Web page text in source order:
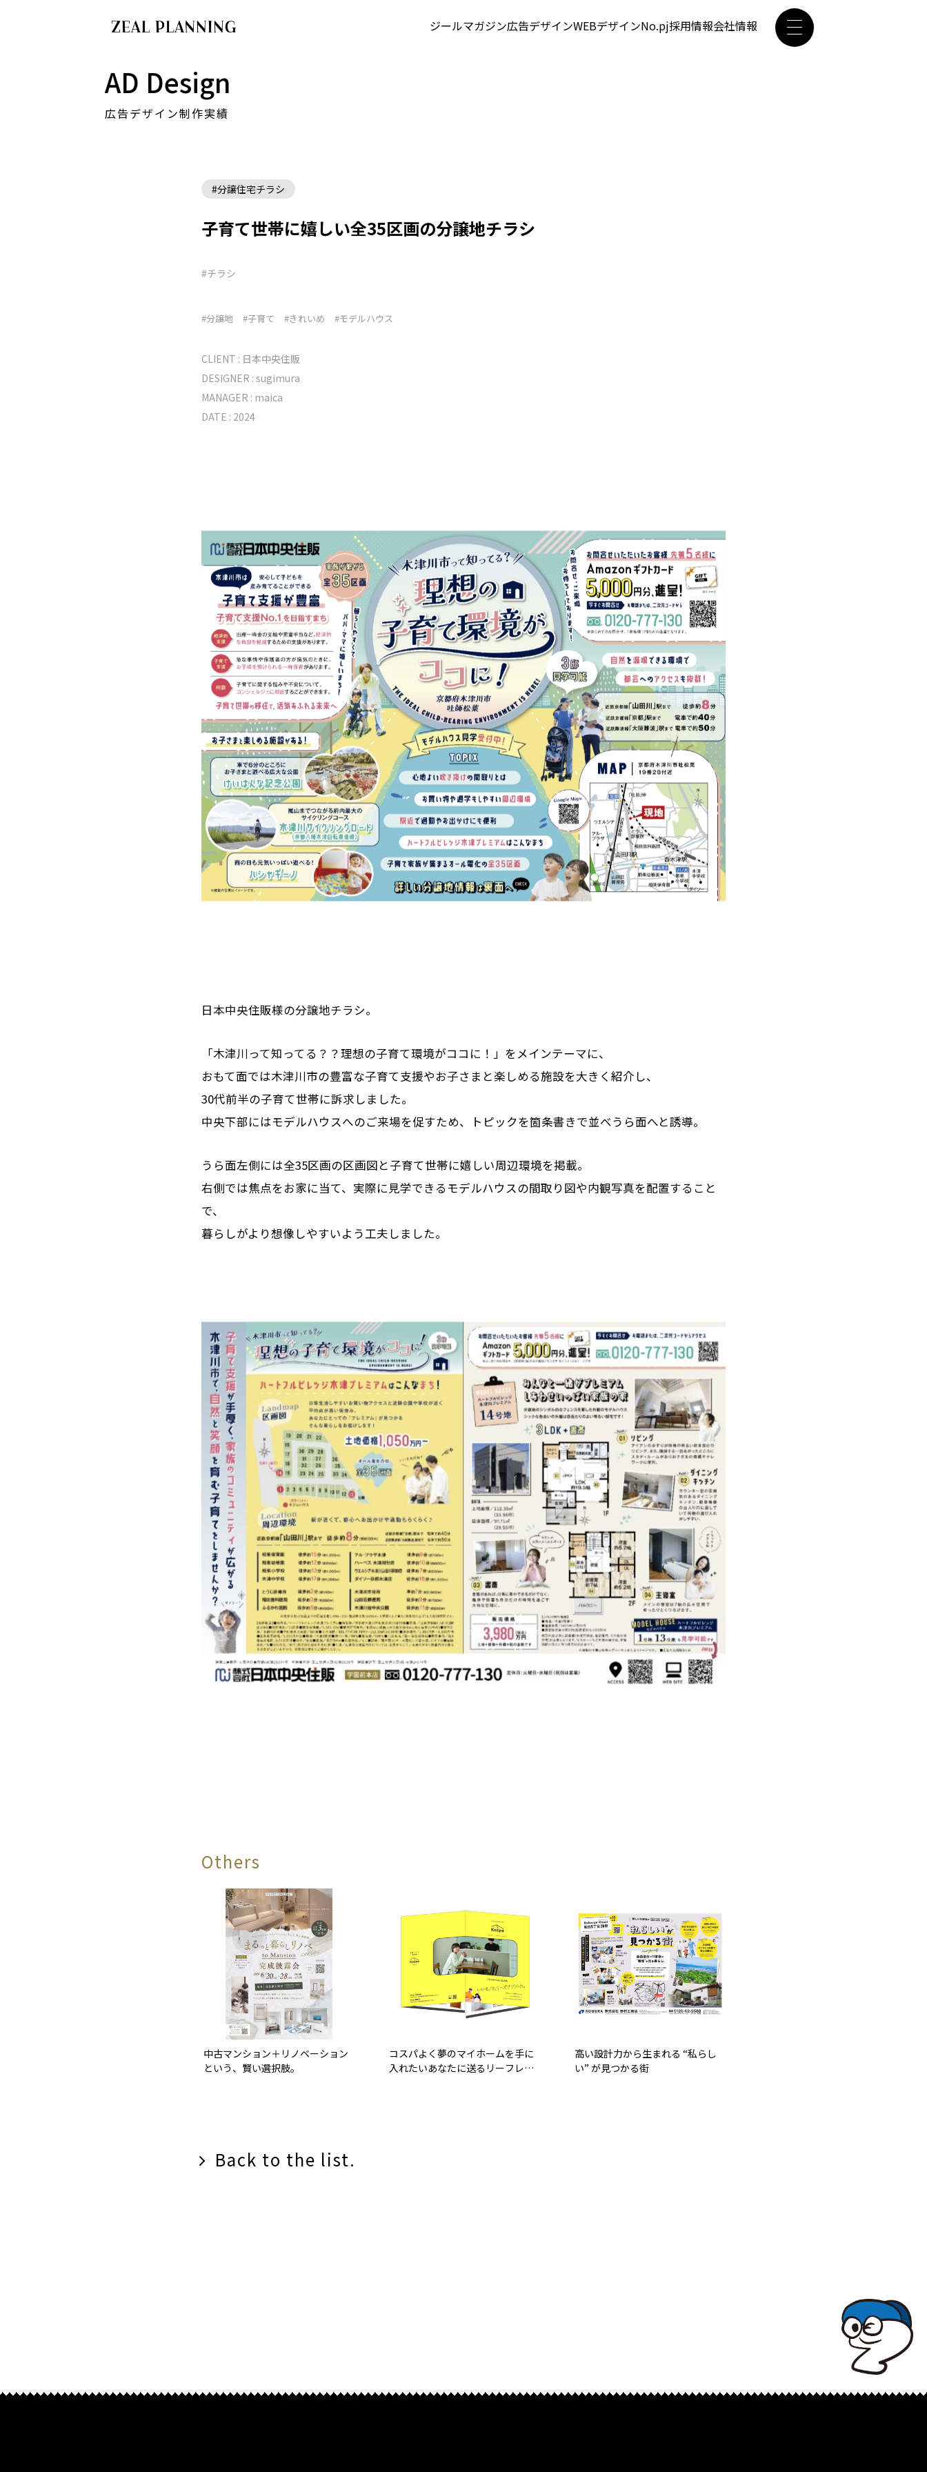
ジールマガジン広告デザインWEBデザインNo.pj採用情報会社情報
AD Design
広告デザイン制作実績
#分譲住宅チラシ
子育て世帯に嬉しい全35区画の分譲地チラシ
#チラシ
#分譲地 #子育て #きれいめ #モデルハウス
CLIENT : 日本中央住販
DESIGNER : sugimura
MANAGER : maica
DATE : 2024
日本中央住販様の分譲地チラシ。
「木津川って知ってる？？理想の子育て環境がココに！」をメインテーマに、
おもて面では木津川市の豊富な子育て支援やお子さまと楽しめる施設を大きく紹介し、
30代前半の子育て世帯に訴求しました。
中央下部にはモデルハウスへのご来場を促すため、トピックを箇条書きで並べうら面へと誘導。
うら面左側には全35区画の区画図と子育て世帯に嬉しい周辺環境を掲載。
右側では焦点をお家に当て、実際に見学できるモデルハウスの間取り図や内観写真を配置すること
で、
暮らしがより想像しやすいよう工夫しました。
Others
中古マンション＋リノベーション
という、賢い選択肢。
コスパよく夢のマイホームを手に
入れたいあなたに送るリーフレッ
高い設計力から生まれる “私らし
い” が見つかる街
Back to the list.
TOPでコナミコマンドを入れてみよ★